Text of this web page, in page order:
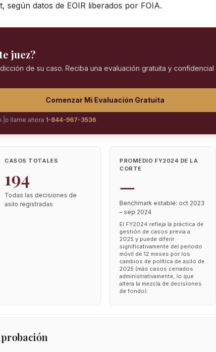
según datos de EOIR liberados por FOIA.
juez?
de su caso. Reciba una evaluación gratuita y
Comenzar Mi Evaluación Gratuita
o llame ahora 1-844-967-3536
CASOS TOTALES
194
Todas las decisiones de
asilo registradas
PROMEDIO FY2024 DE LA
CORTE
—
Benchmark estable: oct 2023
– sep 2024
El FY2024 refleja la práctica de
gestión de casos previa a
2025 y puede diferir
significativamente del periodo
móvil de 12 meses por los
cambios de política de asilo de
2025 (más casos cerrados
administrativamente, lo que
altera la mezcla de decisiones
de fondo).